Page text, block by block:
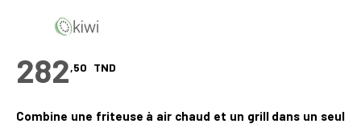
282,50 TND
Combine une friteuse à air chaud et un grill dans un seul